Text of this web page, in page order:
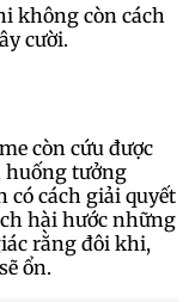
không còn cách
cười.
còn cứu được
tưởng
cách giải quyết
hài hước những
rằng đôi khi,
ổn.